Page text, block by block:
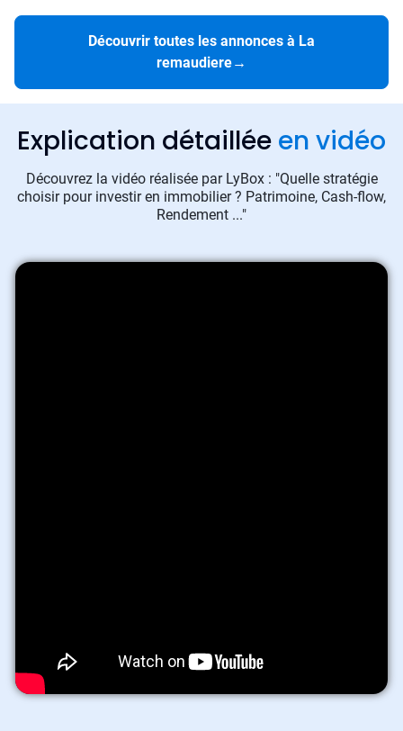
Découvrir toutes les annonces à La
remaudiere→
Explication détaillée en vidéo
Découvrez la vidéo réalisée par LyBox : "Quelle stratégie
choisir pour investir en immobilier ? Patrimoine, Cash-flow,
Rendement ..."